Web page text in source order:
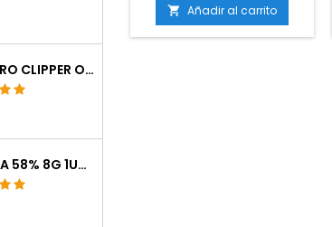
MECHERO CLIPPER OCULTACIÓN
BOVEDA 58% 8G 1UDS
 Añadir al carrito